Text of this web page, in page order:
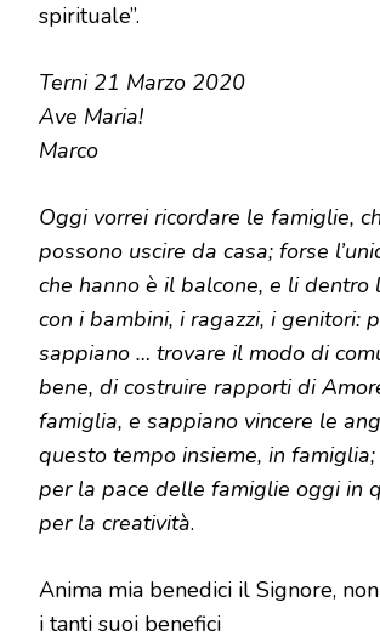
spirituale”.
Terni 21 Marzo 2020
Ave Maria!
Marco
Oggi vorrei ricordare le famiglie,
possono uscire da casa; forse
che hanno è il balcone, e li dentro
con i bambini, i ragazzi, i genitori:
sappiano … trovare il modo di
bene, di costruire rapporti di
famiglia, e sappiano vincere le
questo tempo insieme, in
per la pace delle famiglie oggi in
per la creatività.
Anima mia benedici il Signore,
i tanti suoi benefici